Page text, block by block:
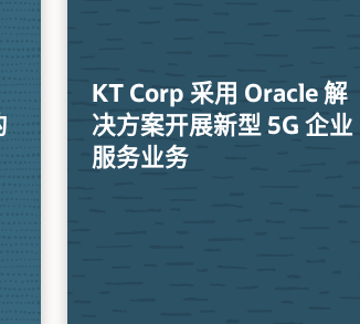
KT Corp 采用 Oracle 解
决方案开展新型 5G 企业
服务业务